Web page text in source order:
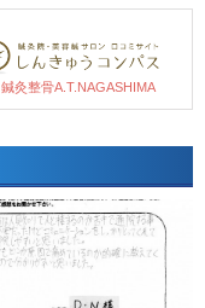
鍼灸整骨A.T.NAGASHIMA